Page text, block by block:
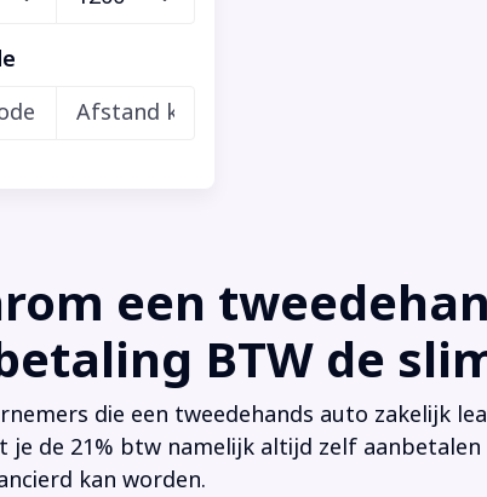
een
BTW de
die een tweedehands auto zakelijk
je de 21% btw namelijk altijd zelf
kan worden.